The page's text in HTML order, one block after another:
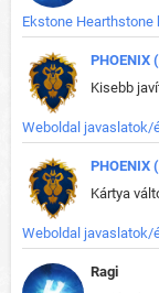
Ekstone Hearthstone
PHOENIX (
Kisebb
Weboldal javaslatok/
PHOENIX (
Weboldal javaslatok/
Ragi